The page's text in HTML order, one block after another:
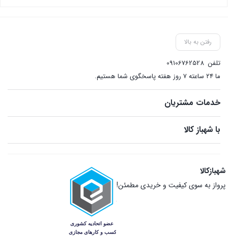
رفتن به بالا
تلفن 09106762528
ما ۲۴ ساعته ۷ روز هفته پاسخگوی شما هستیم.
خدمات مشتریان
با شهباز کالا
شهبازکالا
پرواز به سوی کیفیت و خریدی مطمئن!